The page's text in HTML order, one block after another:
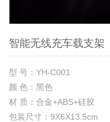
智能无线充车载支架
型 号：YH-C001
颜 色：黑色
材 质：合金+ABS+硅胶
包装尺寸：9X6X13.5cm